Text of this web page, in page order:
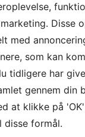
enhver, hvad
holdsport,
eller bare det
og nyde
Disse
med
som kan
tidligere har
gennem din
at klikke på
disse formål.